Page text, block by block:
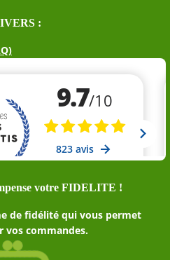
:
votre FIDELITE !
de fidélité qui vous permet
vos commandes.